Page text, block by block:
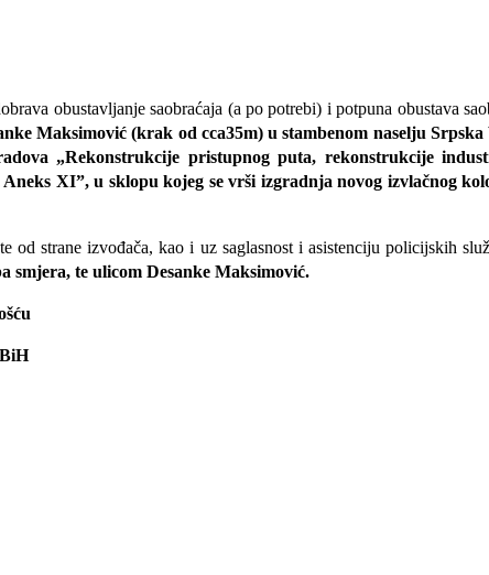
obustavljanje saobraćaja (a po potrebi) i potpuna obustava
Maksimović(krak od cca35m) u stambenom naselju Srpska
„Rekonstrukcije pristupnog puta, rekonstrukcije
Aneks XI”, u sklopu kojeg se vrši izgradnja novog izvlačnog
od strane izvođača, kao i uz saglasnost i asistenciju policijskih
smjera, te ulicom Desanke Maksimović.